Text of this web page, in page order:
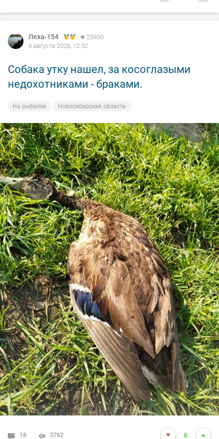
Леха-154
25930
4 августа 2026, 12:52
Собака утку нашел, за косоглазыми
недохотниками - браками.
На рыбалке Новосибирская область
16 3762 6